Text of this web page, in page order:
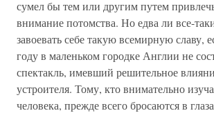
сумел бы тем или другим путем
внимание потомства. Но едва ли все-
завоевать себе такую всемирную славу,
году в маленьком городке Англии не
спектакль, имевший решительное
устроителя. Тому, кто внимательно
человека, прежде всего бросаются в